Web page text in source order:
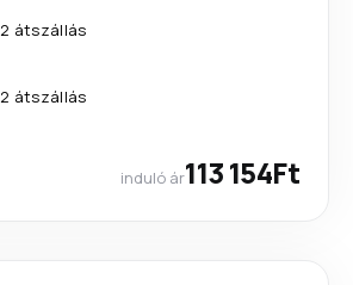
2 átszállás
2 átszállás
induló ár113 154Ft